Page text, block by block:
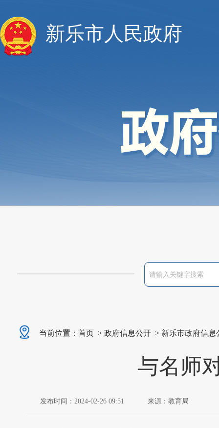
新乐市人民政府
当前位置： 首页 > 政府信息公开 > 新乐市政府信息
与名师
发布时间：2024-02-26 09:51 来源：教育局